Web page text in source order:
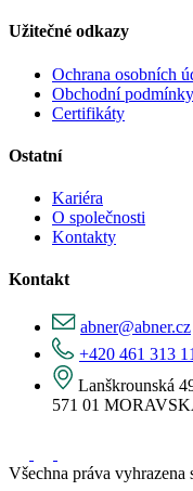
Užitečné odkazy
Ochrana osobních
Obchodní podmínky
Certifikáty
Ostatní
Kariéra
O společnosti
Kontakty
Kontakt
abner@abner.cz
+420 461 313
Lanškrounská
571 01
Všechna práva